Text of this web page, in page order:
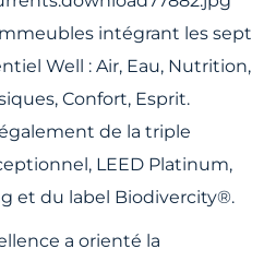
intégrant les sept
Well : Air, Eau, Nutrition,
Confort, Esprit.
de la triple
LEED Platinum,
et du label Biodivercity®.
a orienté la